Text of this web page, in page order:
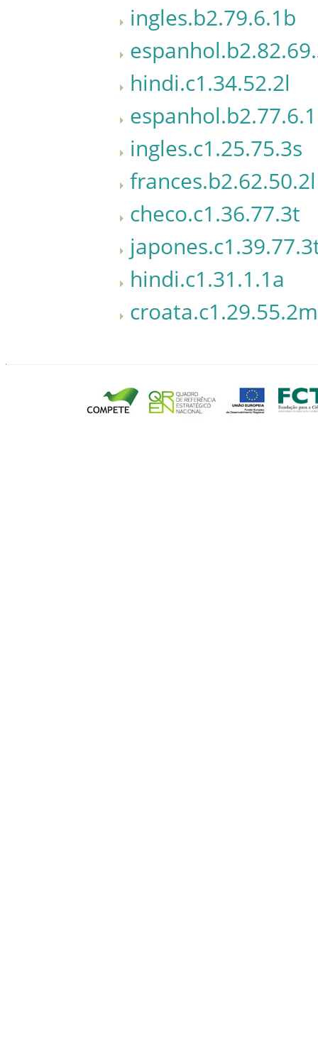
ingles.b2.79.6.1b
hindi.c1.34.52.2l
ingles.c1.25.75.3s
frances.b2.62.50.2l
checo.c1.36.77.3t
hindi.c1.31.1.1a
croata.c1.29.55.2m